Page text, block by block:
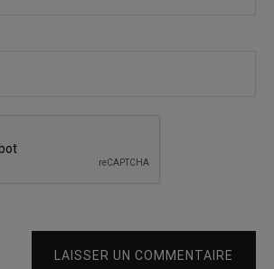
LAISSER UN COMMENTAIRE